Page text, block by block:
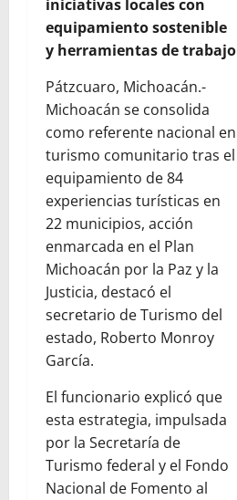
iniciativas locales con
equipamiento sostenible
y herramientas de trabajo
Pátzcuaro, Michoacán.-
Michoacán se consolida
como referente nacional en
turismo comunitario tras el
equipamiento de 84
experiencias turísticas en
22 municipios, acción
enmarcada en el Plan
Michoacán por la Paz y la
Justicia, destacó el
secretario de Turismo del
estado, Roberto Monroy
García.
El funcionario explicó que
esta estrategia, impulsada
por la Secretaría de
Turismo federal y el Fondo
Nacional de Fomento al